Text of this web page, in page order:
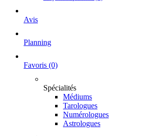
Avis
Planning
Favoris (0)
Spécialités
Médiums
Tarologues
Numérologues
Astrologues